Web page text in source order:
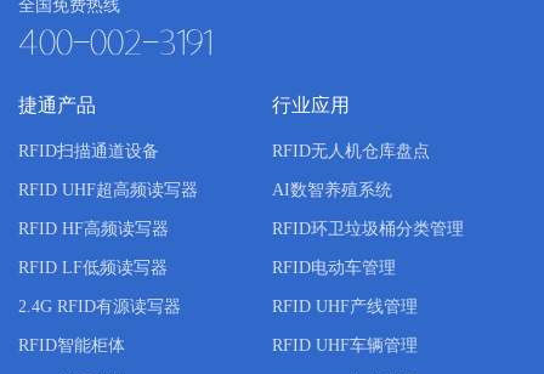
全国免费热线
400-002-3191
捷通产品
RFID扫描通道设备
RFID UHF超高频读写器
RFID HF高频读写器
RFID LF低频读写器
2.4G RFID有源读写器
RFID智能柜体
行业应用
RFID无人机仓库盘点
AI数智养殖系统
RFID环卫垃圾桶分类管理
RFID电动车管理
RFID UHF产线管理
RFID UHF车辆管理